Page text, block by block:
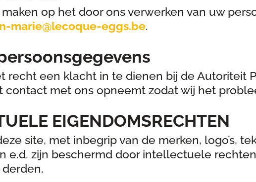
op het door ons verwerken van uw
marie@lecoque-eggs.be.
recht een klacht in te dienen bij de Autoriteit
contact met ons opneemt zodat wij het
EIGENDOMSRECHTEN
site, met inbegrip van de merken, logo’s,
e.d. zijn beschermd door intellectuele